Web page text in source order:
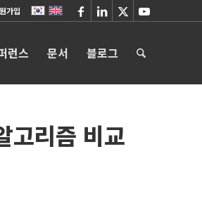
가입
런스 문서 블로그
리즘 비교